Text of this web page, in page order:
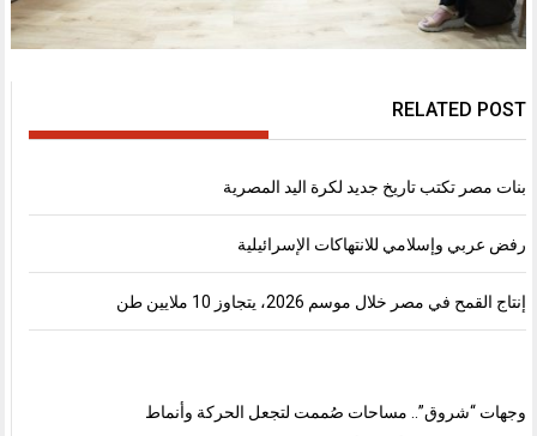
RELATED POST
بنات مصر تكتب تاريخ جديد لكرة اليد المصرية
رفض عربي وإسلامي للانتهاكات الإسرائيلية
إنتاج القمح في مصر خلال موسم 2026، يتجاوز 10 ملايين طن
وجهات “شروق”.. مساحات صُممت لتجعل الحركة وأنماط